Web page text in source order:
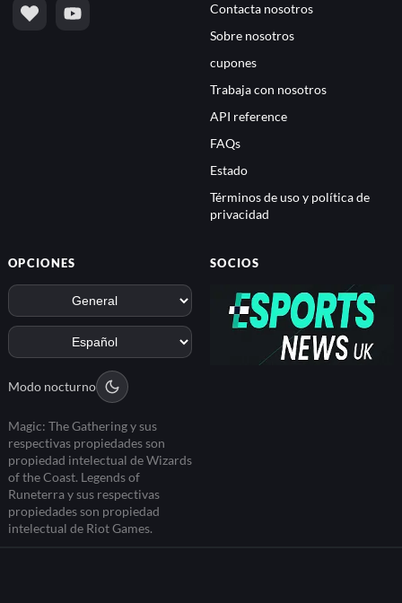
Contacta nosotros
Sobre nosotros
cupones
Trabaja con nosotros
API reference
FAQs
Estado
Términos de uso y política de
privacidad
OPCIONES
Modo nocturno
Magic: The Gathering y sus
respectivas propiedades son
propiedad intelectual de Wizards
of the Coast. Legends of
Runeterra y sus respectivas
propiedades son propiedad
intelectual de Riot Games.
SOCIOS